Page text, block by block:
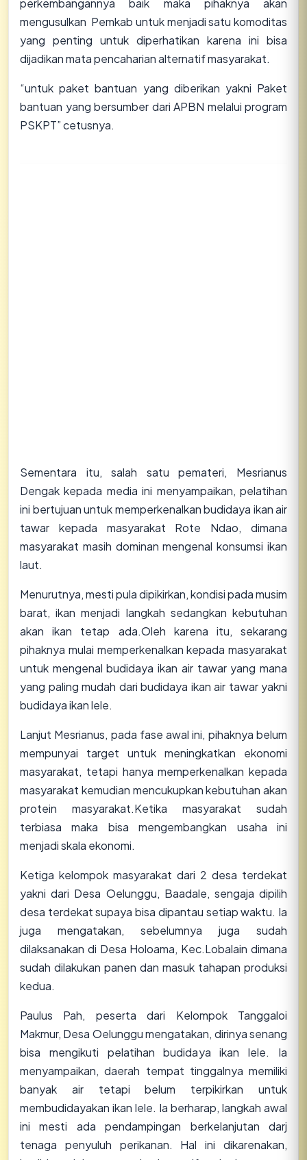
perkembangannya baik maka pihaknya akan
mengusulkan Pemkab untuk menjadi satu komoditas
yang penting untuk diperhatikan karena ini bisa
dijadikan mata pencaharian alternatif masyarakat.
“untuk paket bantuan yang diberikan yakni Paket
bantuan yang bersumber dari APBN melalui program
PSKPT” cetusnya.
Sementara itu, salah satu pemateri, Mesrianus
Dengak kepada media ini menyampaikan, pelatihan
ini bertujuan untuk memperkenalkan budidaya ikan air
tawar kepada masyarakat Rote Ndao, dimana
masyarakat masih dominan mengenal konsumsi ikan
laut.
Menurutnya, mesti pula dipikirkan, kondisi pada musim
barat, ikan menjadi langkah sedangkan kebutuhan
akan ikan tetap ada.Oleh karena itu, sekarang
pihaknya mulai memperkenalkan kepada masyarakat
untuk mengenal budidaya ikan air tawar yang mana
yang paling mudah dari budidaya ikan air tawar yakni
budidaya ikan lele.
Lanjut Mesrianus, pada fase awal ini, pihaknya belum
mempunyai target untuk meningkatkan ekonomi
masyarakat, tetapi hanya memperkenalkan kepada
masyarakat kemudian mencukupkan kebutuhan akan
protein masyarakat.Ketika masyarakat sudah
terbiasa maka bisa mengembangkan usaha ini
menjadi skala ekonomi.
Ketiga kelompok masyarakat dari 2 desa terdekat
yakni dari Desa Oelunggu, Baadale, sengaja dipilih
desa terdekat supaya bisa dipantau setiap waktu. Ia
juga mengatakan, sebelumnya juga sudah
dilaksanakan di Desa Holoama, Kec.Lobalain dimana
sudah dilakukan panen dan masuk tahapan produksi
kedua.
Paulus Pah, peserta dari Kelompok Tanggaloi
Makmur, Desa Oelunggu mengatakan, dirinya senang
bisa mengikuti pelatihan budidaya ikan lele. Ia
menyampaikan, daerah tempat tinggalnya memiliki
banyak air tetapi belum terpikirkan untuk
membudidayakan ikan lele. Ia berharap, langkah awal
ini mesti ada pendampingan berkelanjutan darj
tenaga penyuluh perikanan. Hal ini dikarenakan,